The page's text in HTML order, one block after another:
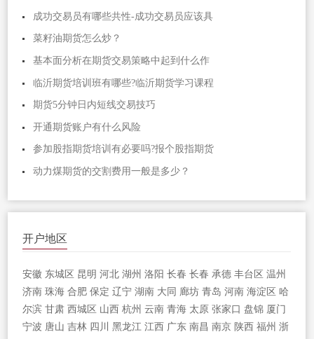
成功交易员有哪些共性-成功交易员应该具
菜籽油期货怎么炒？
基本面分析在期货交易策略中起到什么作
临沂期货培训班有哪些?临沂期货学习课程
期货5分钟日内短线交易技巧
开通期货账户有什么风险
参加股指期货培训有必要吗?报个股指期货
动力煤期货的交割费用一般是多少？
开户地区
安徽 东城区 昆明 河北 湖州 洛阳 长春 长春 承德 丰台区 温州
济南 珠海 合肥 保定 辽宁 湖南 大同 廊坊 青岛 河南 海淀区 哈
尔滨 甘肃 西城区 山西 杭州 云南 青海 太原 张家口 盘锦 厦门
宁波 唐山 吉林 四川 黑龙江 江西 广东 南昌 南京 陕西 福州 浙